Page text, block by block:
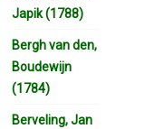
Japik (1788)
Bergh van den,
Boudewijn
(1784)
Berveling, Jan